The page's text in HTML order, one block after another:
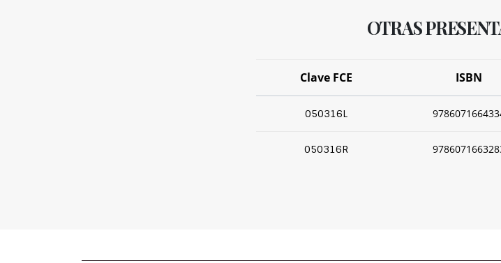
OTRAS
Clave FCE ISBN
050316L
050316R